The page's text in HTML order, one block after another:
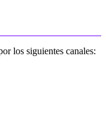
los siguientes canales: